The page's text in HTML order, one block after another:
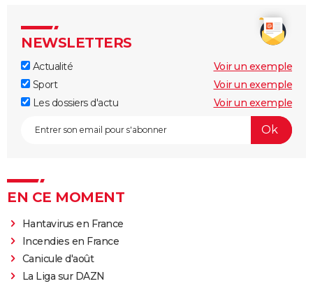
NEWSLETTERS
Actualité
Voir un exemple
Sport
Voir un exemple
Les dossiers d'actu
Voir un exemple
EN CE MOMENT
Hantavirus en France
Incendies en France
Canicule d'août
La Liga sur DAZN